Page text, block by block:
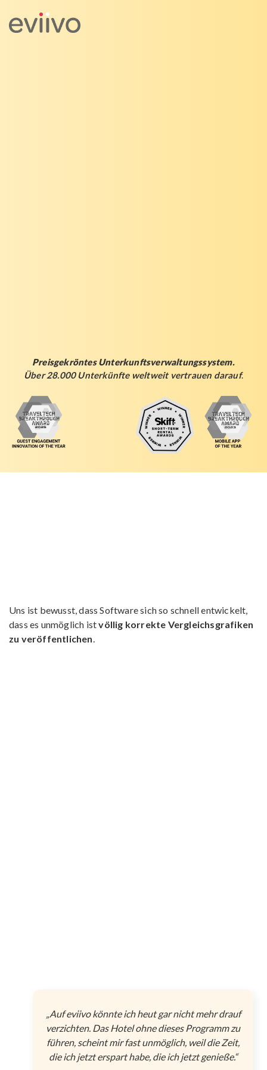
Preisgekröntes Unterkunftsverwaltungssystem.
Über 28.000 Unterkünfte weltweit vertrauen darauf.
Uns ist bewusst, dass Software sich so schnell entwickelt,
dass es unmöglich istvöllig korrekte Vergleichsgrafiken
zu veröffentlichen
„Auf eviivo könnte ich heut gar nicht mehr drauf
verzichten. Das Hotel ohne dieses Programm zu
führen, scheint mir fast unmöglich, weil die Zeit,
die ich jetzt erspart habe, die ich jetzt genieße.“